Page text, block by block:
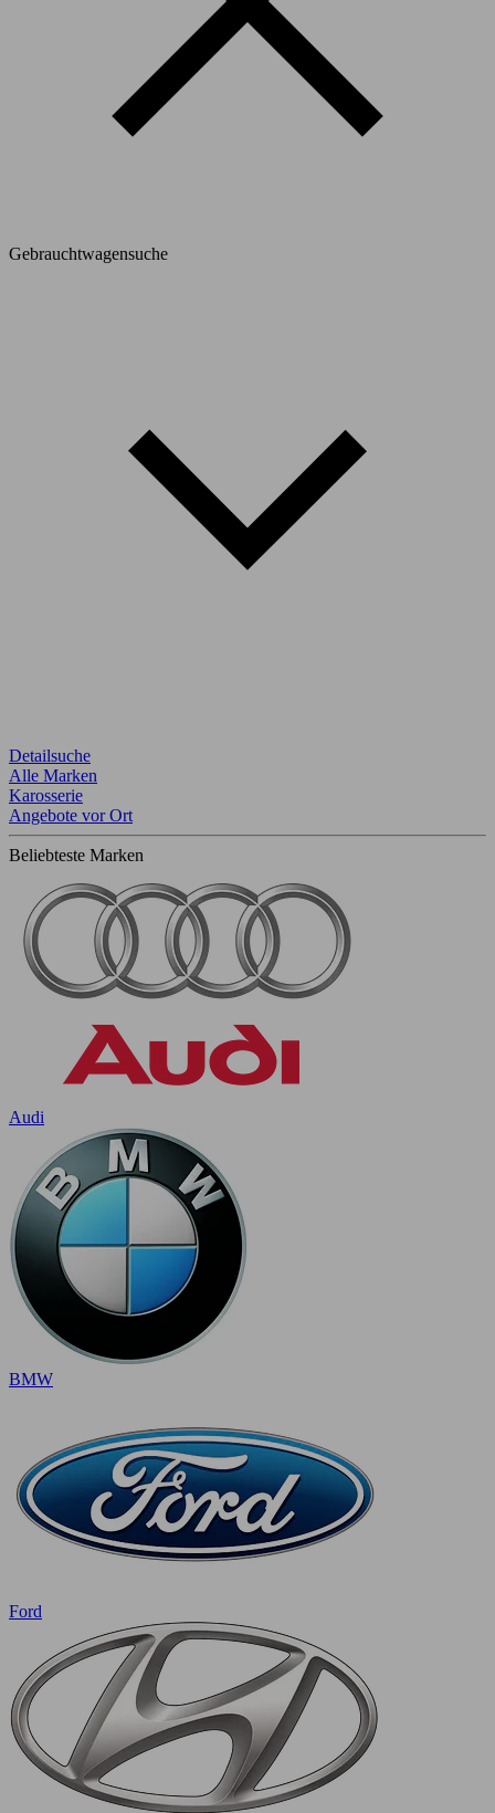
Gebrauchtwagensuche
Detailsuche
Alle Marken
Karosserie
Angebote vor Ort
Beliebteste Marken
Audi
BMW
Ford